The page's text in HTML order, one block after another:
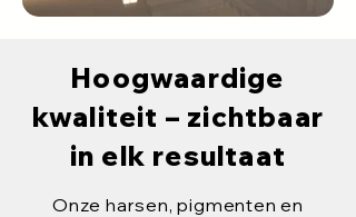
Hoogwaardige
kwaliteit – zichtbaar
in elk resultaat
Onze harsen, pigmenten en